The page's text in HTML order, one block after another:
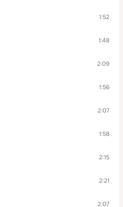
1:52
1:48
2:09
1:56
2:07
1:58
2:15
2:21
2:07